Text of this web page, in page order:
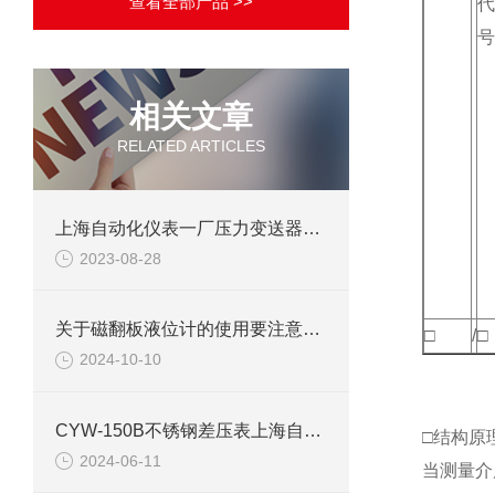
相关文章
RELATED ARTICLES
上海自动化仪表一厂压力变送器技术参数
2023-08-28
关于磁翻板液位计的使用要注意这些事情
2024-10-10
CYW-150B不锈钢差压表上海自动化仪表四厂白云牌技术参数介绍
2024-06-11
代
号
□ /□
□结构原
当测量